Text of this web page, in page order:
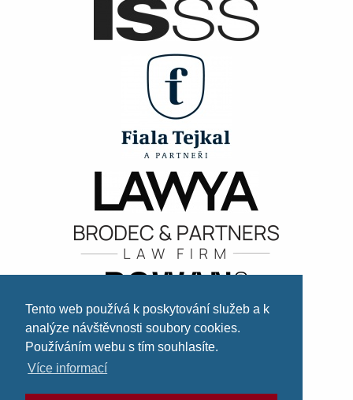
Tento web používá k poskytování služeb a k
analýze návštěvnosti soubory cookies.
Používáním webu s tím souhlasíte.
Více informací